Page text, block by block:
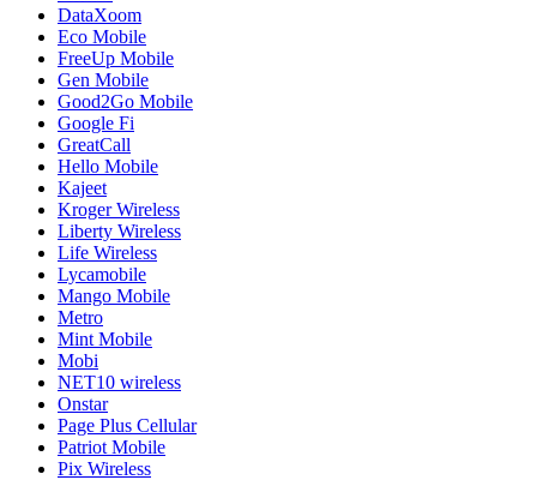
DataXoom
Eco Mobile
FreeUp Mobile
Gen Mobile
Good2Go Mobile
Google Fi
GreatCall
Hello Mobile
Kajeet
Kroger Wireless
Liberty Wireless
Life Wireless
Lycamobile
Mango Mobile
Metro
Mint Mobile
Mobi
NET10 wireless
Onstar
Page Plus Cellular
Patriot Mobile
Pix Wireless